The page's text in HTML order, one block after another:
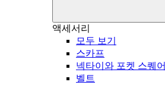
액세서리
모두 보기
스카프
넥타이와 포켓 스퀘어
벨트